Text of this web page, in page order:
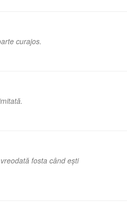
curajos.
fosta când ești